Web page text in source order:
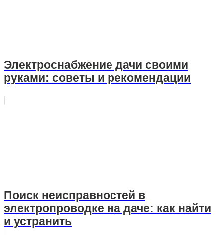
Электроснабжение дачи своими
руками: советы и рекомендации
Поиск неисправностей в
электропроводке на даче: как найти
и устранить